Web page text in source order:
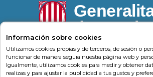
Psonríe Carrer de la Llacuna 162 08018,
Información sobre cookies
Utilizamos cookies propias y de terceros, de sesión o
funcionar de manera segura nuestra página web y
Igualmente, utilizamos cookies para medir y obtener
realizas y para ajustar la publicidad a tus gustos y